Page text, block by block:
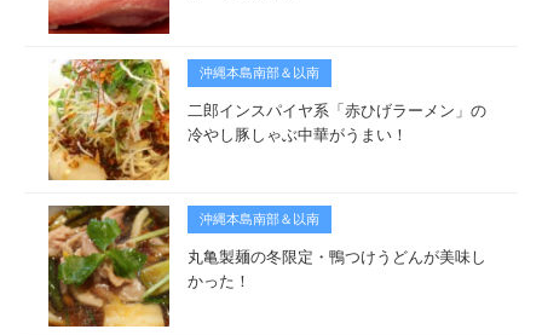
沖縄本島南部＆以南
二郎インスパイヤ系「赤ひげラーメン」の
冷やし豚しゃぶ中華がうまい！
沖縄本島南部＆以南
丸亀製麺の冬限定・鴨つけうどんが美味し
かった！